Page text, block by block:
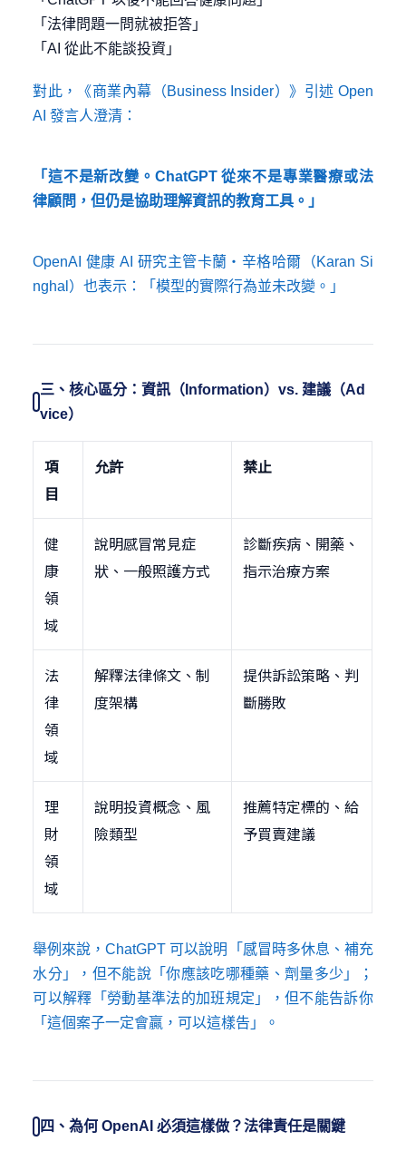
「法律問題一問就被拒答」
「AI 從此不能談投資」
對此，《商業內幕（Business Insider）》引述 Open
AI 發言人澄清：
「這不是新改變。ChatGPT 從來不是專業醫療或法
律顧問，但仍是協助理解資訊的教育工具。」
OpenAI 健康 AI 研究主管卡蘭・辛格哈爾（Karan Si
nghal）也表示：「模型的實際行為並未改變。」
三、核心區分：資訊（Information）vs. 建議（Ad
vice）
項
目
允許 禁止
健
康
領
域
說明感冒常見症
狀、一般照護方式
診斷疾病、開藥、
指示治療方案
法
律
領
域
解釋法律條文、制
度架構
提供訴訟策略、判
斷勝敗
理
財
領
域
說明投資概念、風
險類型
推薦特定標的、給
予買賣建議
舉例來說，ChatGPT 可以說明「感冒時多休息、補充
水分」，但不能說「你應該吃哪種藥、劑量多少」；
可以解釋「勞動基準法的加班規定」，但不能告訴你
「這個案子一定會贏，可以這樣告」。
四、為何 OpenAI 必須這樣做？法律責任是關鍵